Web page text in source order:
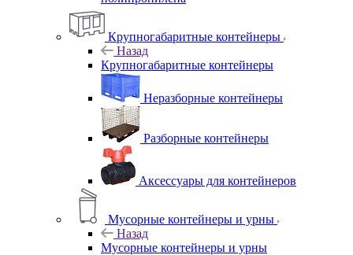
Крупногабаритные контейнеры
Назад
Крупногабаритные контейнеры
Неразборные контейнеры
Разборные контейнеры
Аксессуары для контейнеров
Мусорные контейнеры и урны
Назад
Мусорные контейнеры и урны